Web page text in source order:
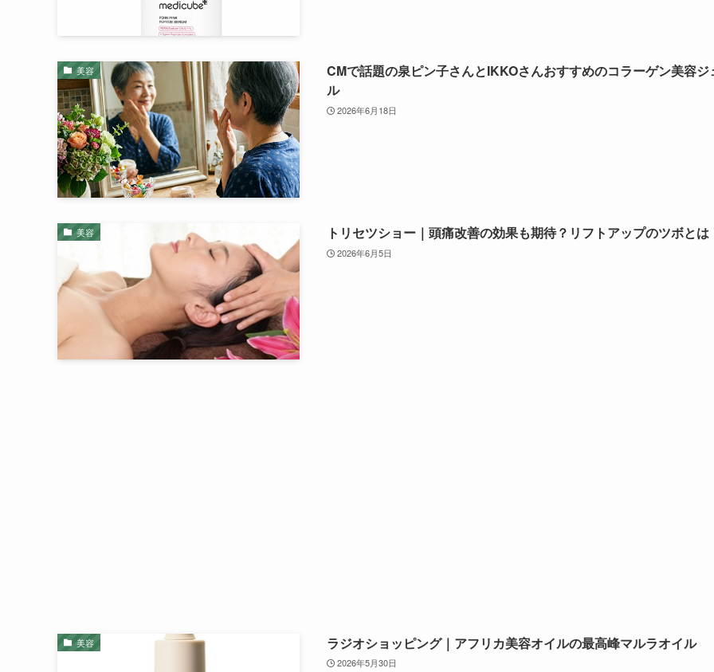
美容
CMで話題の泉ピン子さんとIKKOさんおすすめのコラーゲン美容ジ
ル
2026年6月18日
美容 トリセツショー｜頭痛改善の効果も期待？リフトアップのツボとは
2026年6月5日
美容 ラジオショッピング｜アフリカ美容オイルの最高峰マルラオイル
2026年5月30日